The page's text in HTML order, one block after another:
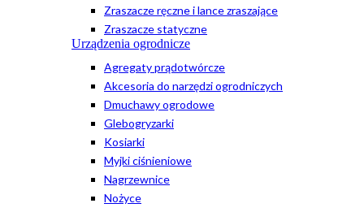
Zraszacze ręczne i lance zraszające
Zraszacze statyczne
Urządzenia ogrodnicze
Agregaty prądotwórcze
Akcesoria do narzędzi ogrodniczych
Dmuchawy ogrodowe
Glebogryzarki
Kosiarki
Myjki ciśnieniowe
Nagrzewnice
Nożyce